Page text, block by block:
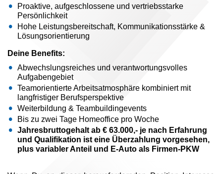
Proaktive, aufgeschlossene und vertriebsstarke
Persönlichkeit
Hohe Leistungsbereitschaft, Kommunikationsstärke &
Lösungsorientierung
Deine Benefits:
Abwechslungsreiches und verantwortungsvolles
Aufgabengebiet
Teamorientierte Arbeitsatmosphäre kombiniert mit
langfristiger Berufsperspektive
Weiterbildung & Teambuildingevents
Bis zu zwei Tage Homeoffice pro Woche
Jahresbruttogehalt ab € 63.000,- je nach Erfahrung
und Qualifikation ist eine Überzahlung vorgesehen,
plus variabler Anteil und E-Auto als Firmen-PKW